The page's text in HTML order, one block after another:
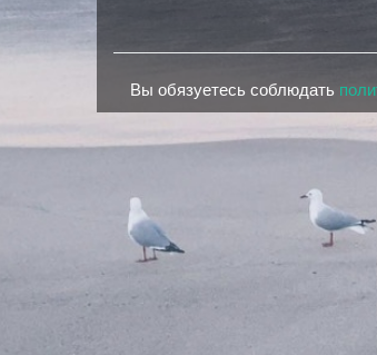
Вы обязуетесь соблюдать